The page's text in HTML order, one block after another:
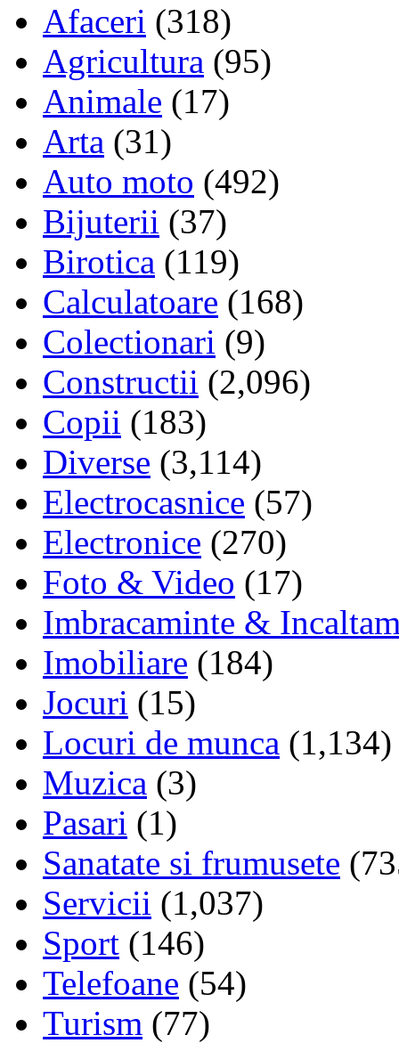
Afaceri (318)
Agricultura (95)
Animale (17)
Arta (31)
Auto moto (492)
Bijuterii (37)
Birotica (119)
Calculatoare (168)
Colectionari (9)
Constructii (2,096)
Copii (183)
Diverse (3,114)
Electrocasnice (57)
Electronice (270)
Foto & Video (17)
Imbracaminte &
Imobiliare (184)
Jocuri (15)
Locuri de munca (1,134)
Muzica (3)
Pasari (1)
Sanatate si frumusete
Servicii (1,037)
Sport (146)
Telefoane (54)
Turism (77)